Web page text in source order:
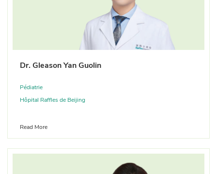
Dr. Gleason Yan Guolin
Pédiatrie
Hôpital Raffles de Beijing
Read More